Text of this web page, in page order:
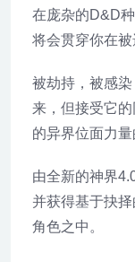
在庞杂的D&D
将会贯穿你在
被劫持，被感
来，但接受它
的异界位面力
由全新的神界
并获得基于抉
角色之中。